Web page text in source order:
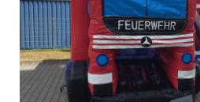
Christkindwiegen
Christkindwiegen
Christkindwiegen